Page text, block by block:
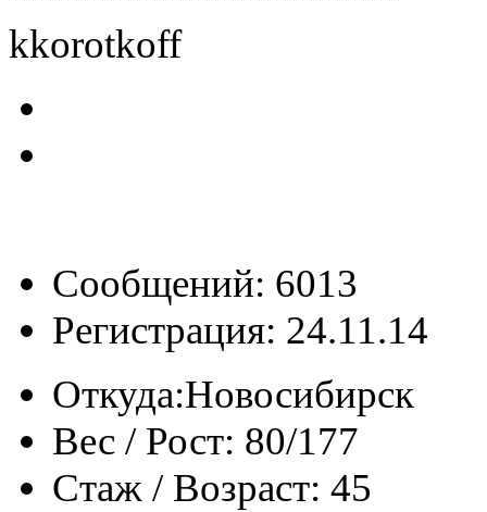
kkorotkoff
Сообщений: 6013
Регистрация: 24.11.14
Откуда:Новосибирск
Вес / Рост: 80/177
Стаж / Возраст: 45